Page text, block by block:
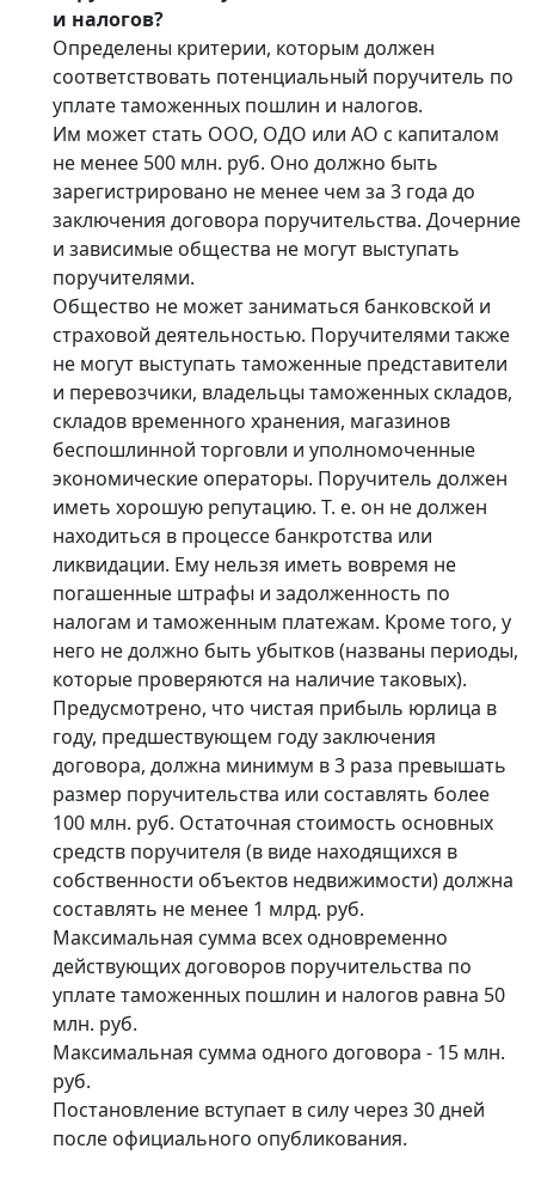
и налогов?
Определены критерии, которым должен
соответствовать потенциальный поручитель по
уплате таможенных пошлин и налогов.
Им может стать ООО, ОДО или АО с капиталом
не менее 500 млн. руб. Оно должно быть
зарегистрировано не менее чем за 3 года до
заключения договора поручительства. Дочерние
и зависимые общества не могут выступать
поручителями.
Общество не может заниматься банковской и
страховой деятельностью. Поручителями также
не могут выступать таможенные представители
и перевозчики, владельцы таможенных складов,
складов временного хранения, магазинов
беспошлинной торговли и уполномоченные
экономические операторы. Поручитель должен
иметь хорошую репутацию. Т. е. он не должен
находиться в процессе банкротства или
ликвидации. Ему нельзя иметь вовремя не
погашенные штрафы и задолженность по
налогам и таможенным платежам. Кроме того, у
него не должно быть убытков (названы периоды,
которые проверяются на наличие таковых).
Предусмотрено, что чистая прибыль юрлица в
году, предшествующем году заключения
договора, должна минимум в 3 раза превышать
размер поручительства или составлять более
100 млн. руб. Остаточная стоимость основных
средств поручителя (в виде находящихся в
собственности объектов недвижимости) должна
составлять не менее 1 млрд. руб.
Максимальная сумма всех одновременно
действующих договоров поручительства по
уплате таможенных пошлин и налогов равна 50
млн. руб.
Максимальная сумма одного договора - 15 млн.
руб.
Постановление вступает в силу через 30 дней
после официального опубликования.